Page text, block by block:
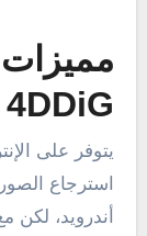
مميزا ت
4DDiG
يتوفر على
أندرويد، لكن